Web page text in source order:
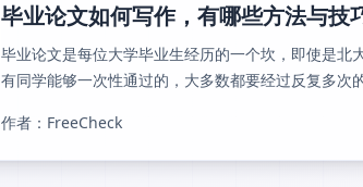
毕业论文如何写作，有哪些方法与技
毕业论文是每位大学毕业生经历的一个坎，即使是
有同学能够一次性通过的，大多数都要经过反复多次
作者：FreeCheck